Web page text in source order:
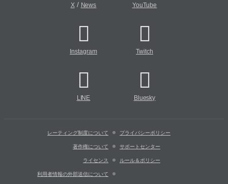
X/ News YouTube
Instagram Twitch
LINE Bluesky
レーティング制度について プライバシーポリシー
著作権について サポートセンター
ライセンス ルール＆ポリシー
利用者情報の外部送信について